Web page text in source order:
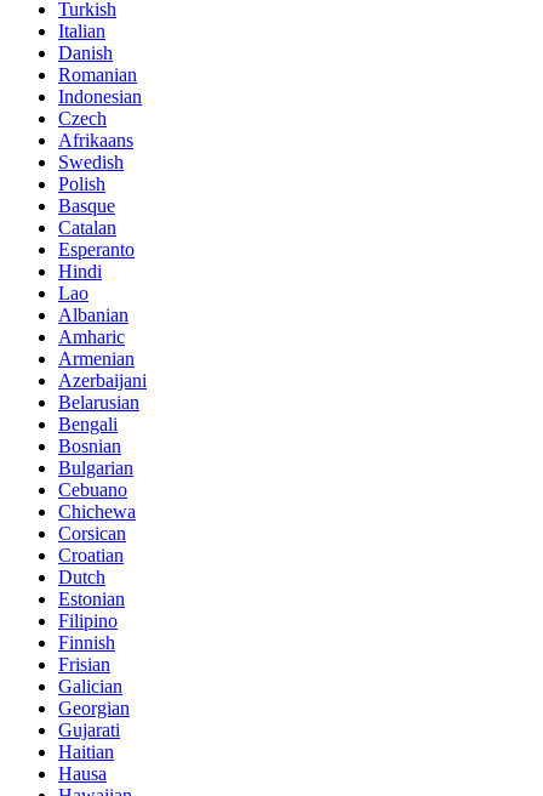
Turkish
Italian
Danish
Romanian
Indonesian
Czech
Afrikaans
Swedish
Polish
Basque
Catalan
Esperanto
Hindi
Lao
Albanian
Amharic
Armenian
Azerbaijani
Belarusian
Bengali
Bosnian
Bulgarian
Cebuano
Chichewa
Corsican
Croatian
Dutch
Estonian
Filipino
Finnish
Frisian
Galician
Georgian
Gujarati
Haitian
Hausa